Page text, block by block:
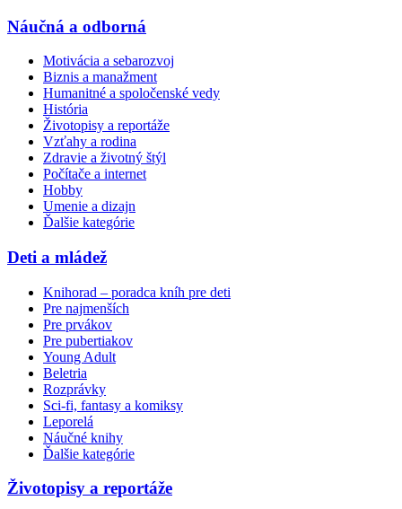
Náučná a odborná
Motivácia a sebarozvoj
Biznis a manažment
Humanitné a spoločenské vedy
História
Životopisy a reportáže
Vzťahy a rodina
Zdravie a životný štýl
Počítače a internet
Hobby
Umenie a dizajn
Ďalšie kategórie
Deti a mládež
Knihorad – poradca kníh pre deti
Pre najmenších
Pre prvákov
Pre pubertiakov
Young Adult
Beletria
Rozprávky
Sci-fi, fantasy a komiksy
Leporelá
Náučné knihy
Ďalšie kategórie
Životopisy a reportáže